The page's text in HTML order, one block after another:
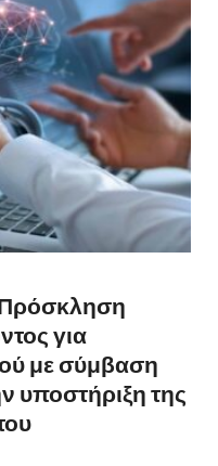
για
με σύμβαση
υποστήριξη της